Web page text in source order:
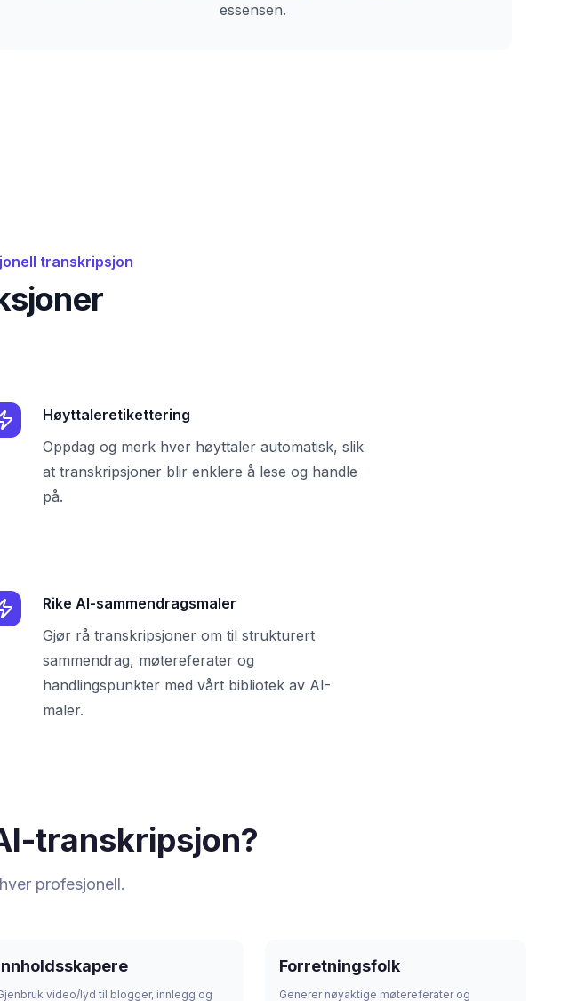
essensen.
transkripsjon
Høyttaleretikettering
Oppdag og merk hver høyttaler automatisk, slik
at transkripsjoner blir enklere å lese og handle
på.
Rike AI-sammendragsmaler
Gjør rå transkripsjoner om til strukturert
sammendrag, møtereferater og
handlingspunkter med vårt bibliotek av AI-
maler.
transkripsjon?
profesjonell.
video/lyd til blogger, innlegg og
Forretningsfolk
Generer nøyaktige møtereferater og